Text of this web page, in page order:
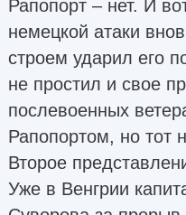
Рапопорт – нет. И
немецкой атаки
строем ударил его
не простил и свое
послевоенных
Рапопортом, но тот
Второе
Уже в Венгрии